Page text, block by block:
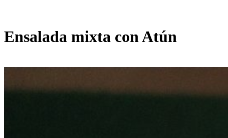
Ensalada mixta con Atún